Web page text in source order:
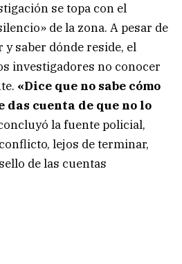
se topa con el
de la zona. A pesar de
saber dónde reside, el
investigadores no conocer
«Dice que no sabe cómo
das cuenta de que no lo
la fuente policial,
lejos de terminar,
de las cuentas